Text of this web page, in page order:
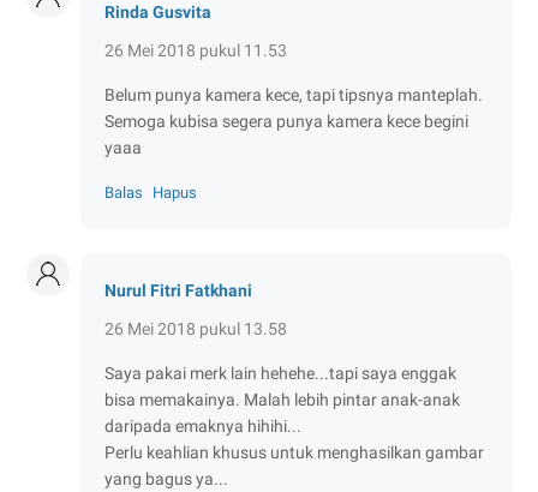
Rinda Gusvita
26 Mei 2018 pukul 11.53
Belum punya kamera kece, tapi tipsnya manteplah.
Semoga kubisa segera punya kamera kece begini
yaaa
Balas Hapus
Nurul Fitri Fatkhani
26 Mei 2018 pukul 13.58
Saya pakai merk lain hehehe...tapi saya enggak
bisa memakainya. Malah lebih pintar anak-anak
daripada emaknya hihihi...
Perlu keahlian khusus untuk menghasilkan gambar
yang bagus ya...